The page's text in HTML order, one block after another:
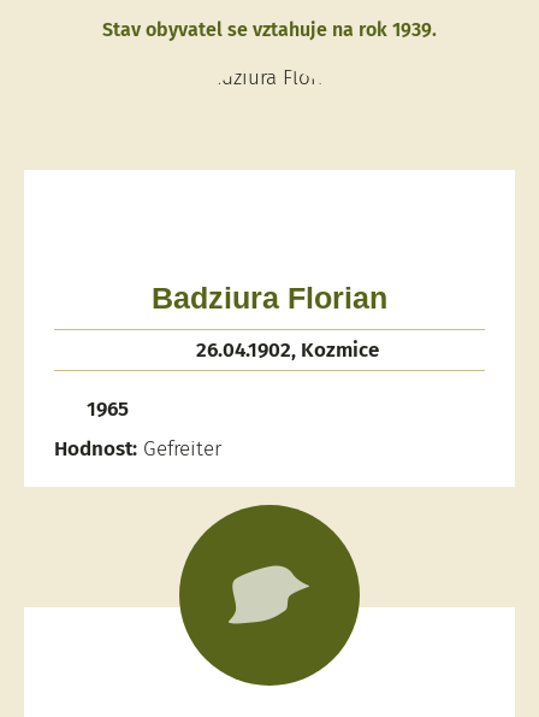
Stav obyvatel se vztahuje na rok 1939.
Badziura Florian
26.04.1902, Kozmice
1965
Hodnost: Gefreiter